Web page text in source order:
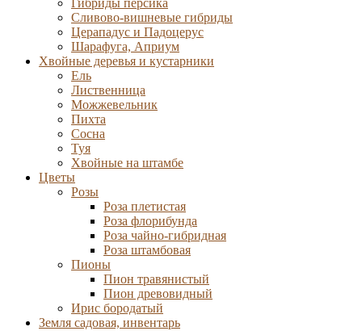
Гибриды персика
Сливово-вишневые гибриды
Церападус и Падоцерус
Шарафуга, Априум
Хвойные деревья и кустарники
Ель
Лиственница
Можжевельник
Пихта
Сосна
Туя
Хвойные на штамбе
Цветы
Розы
Роза плетистая
Роза флорибунда
Роза чайно-гибридная
Роза штамбовая
Пионы
Пион травянистый
Пион древовидный
Ирис бородатый
Земля садовая, инвентарь